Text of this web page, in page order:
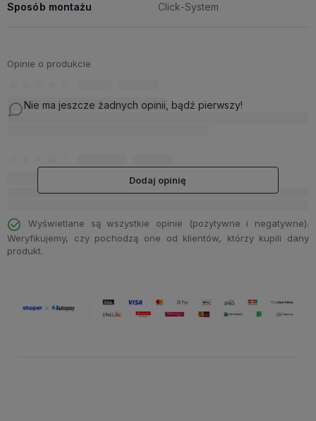
Sposób montażu Click-System
Opinie o produkcie
Nie ma jeszcze żadnych opinii, bądź pierwszy!
Dodaj opinię
Wyświetlane są wszystkie opinie (pozytywne i negatywne).
Weryfikujemy, czy pochodzą one od klientów, którzy kupili dany
produkt.